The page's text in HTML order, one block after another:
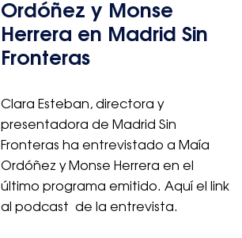
Ordóñez y Monse
Herrera en Madrid Sin
Fronteras
Clara Esteban, directora y
presentadora de Madrid Sin
Fronteras ha entrevistado a Maía
Ordóñez y Monse Herrera en el
último programa emitido. Aquí el link
al podcast de la entrevista.